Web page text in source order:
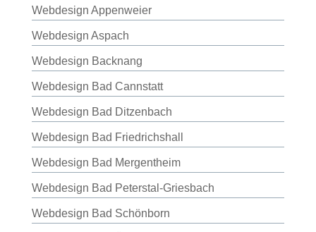
Webdesign Appenweier
Webdesign Aspach
Webdesign Backnang
Webdesign Bad Cannstatt
Webdesign Bad Ditzenbach
Webdesign Bad Friedrichshall
Webdesign Bad Mergentheim
Webdesign Bad Peterstal-Griesbach
Webdesign Bad Schönborn